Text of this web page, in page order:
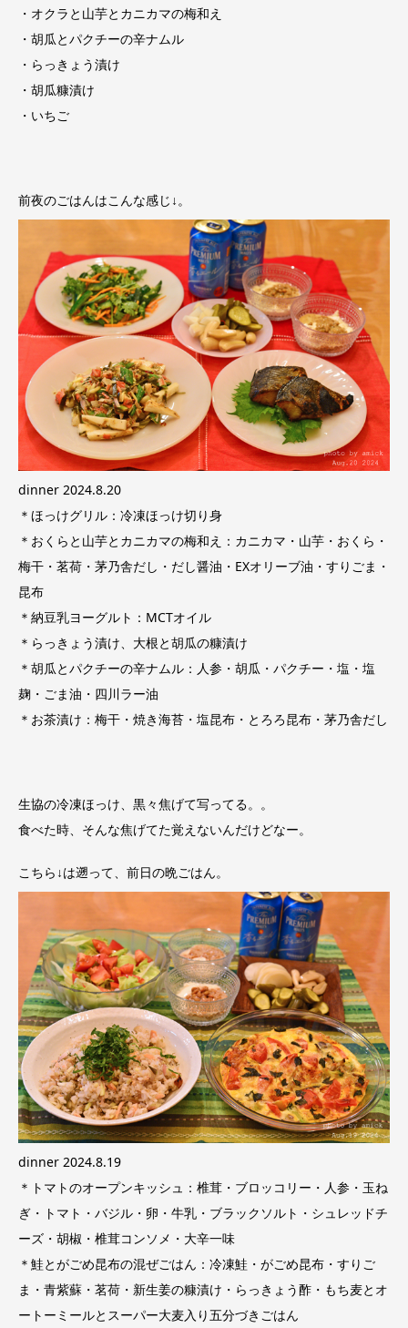
・オクラと山芋とカニカマの梅和え
・胡瓜とパクチーの辛ナムル
・らっきょう漬け
・胡瓜糠漬け
・いちご
前夜のごはんはこんな感じ↓。
dinner 2024.8.20
＊ほっけグリル：冷凍ほっけ切り身
＊おくらと山芋とカニカマの梅和え：カニカマ・山芋・おくら・
梅干・茗荷・茅乃舎だし・だし醤油・EXオリーブ油・すりごま・
昆布
＊納豆乳ヨーグルト：MCTオイル
＊らっきょう漬け、大根と胡瓜の糠漬け
＊胡瓜とパクチーの辛ナムル：人参・胡瓜・パクチー・塩・塩
麹・ごま油・四川ラー油
＊お茶漬け：梅干・焼き海苔・塩昆布・とろろ昆布・茅乃舎だし
生協の冷凍ほっけ、黒々焦げて写ってる。。
食べた時、そんな焦げてた覚えないんだけどなー。
こちら↓は遡って、前日の晩ごはん。
dinner 2024.8.19
＊トマトのオープンキッシュ：椎茸・ブロッコリー・人参・玉ね
ぎ・トマト・バジル・卵・牛乳・ブラックソルト・シュレッドチ
ーズ・胡椒・椎茸コンソメ・大辛一味
＊鮭とがごめ昆布の混ぜごはん：冷凍鮭・がごめ昆布・すりご
ま・青紫蘇・茗荷・新生姜の糠漬け・らっきょう酢・もち麦とオ
ートーミールとスーパー大麦入り五分づきごはん